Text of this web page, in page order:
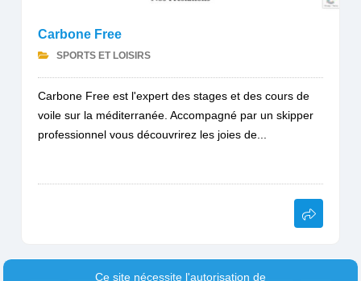
Carbone Free
SPORTS ET LOISIRS
Carbone Free est l'expert des stages et des cours de
voile sur la méditerranée. Accompagné par un skipper
professionnel vous découvrirez les joies de...
Ce site nécessite l'autorisation de